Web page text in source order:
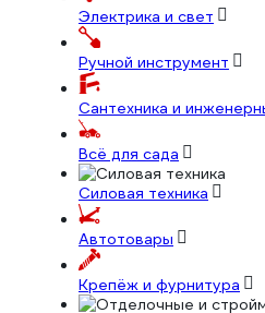
Электрика и свет
Ручной инструмент
Сантехника и
Всё для сада
Силовая техника
Автотовары
Крепёж и фурнитура